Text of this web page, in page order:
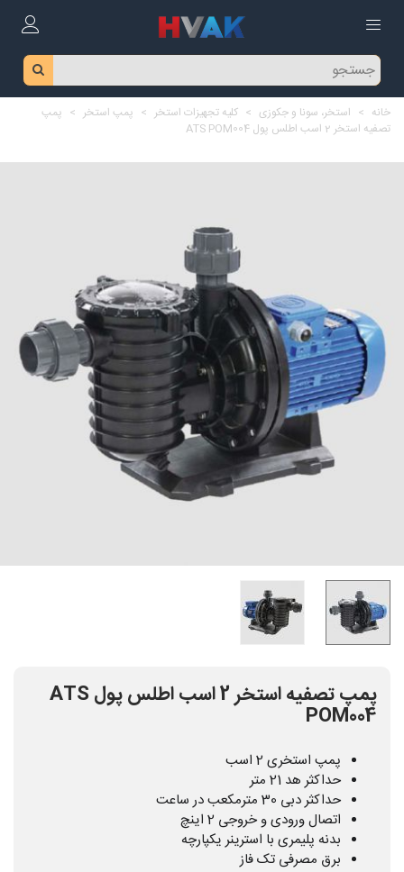
خانه > استخر، سونا و جکوزی > کلیه تجهیزات استخر > پمپ استخر > پمپ
تصفیه استخر 2 اسب اطلس پول ATS POM004
پمپ تصفیه استخر 2 اسب اطلس پول ATS
POM004
پمپ استخری 2 اسب
حداکثر هد 21 متر
حداکثر دبی 30 مترمکعب در ساعت
اتصال ورودی و خروجی 2 اینچ
بدنه پلیمری با استرینر یکپارچه
برق مصرفی تک فاز